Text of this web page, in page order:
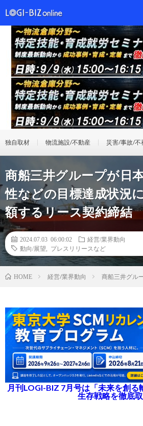
独自取材 物流施設/不動産 災害/事故/不
商船三井グループが日
性などの目標達成状況
額するリース契約締結
2024.07.03 06:00:02
経営/業界動向
動向/展望
プレスリリースなど
HOME 経営/業界動向 商船三井グル
月刊LOGI-BIZ 7月号は「未来を創る
生存戦略を徹底